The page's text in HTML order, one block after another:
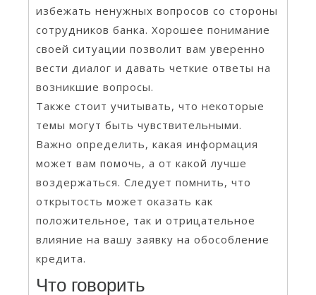
избежать ненужных вопросов со стороны
сотрудников банка. Хорошее понимание
своей ситуации позволит вам уверенно
вести диалог и давать четкие ответы на
возникшие вопросы.
Также стоит учитывать, что некоторые
темы могут быть чувствительными.
Важно определить, какая информация
может вам помочь, а от какой лучше
воздержаться. Следует помнить, что
открытость может оказать как
положительное, так и отрицательное
влияние на вашу заявку на обособление
кредита.
Что говорить